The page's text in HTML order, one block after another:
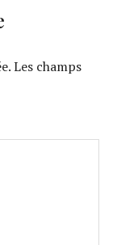
Les champs